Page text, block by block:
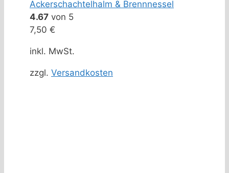
Ackerschachtelhalm & Brennnessel
4.67 von 5
7,50 €
inkl. MwSt.
zzgl. Versandkosten